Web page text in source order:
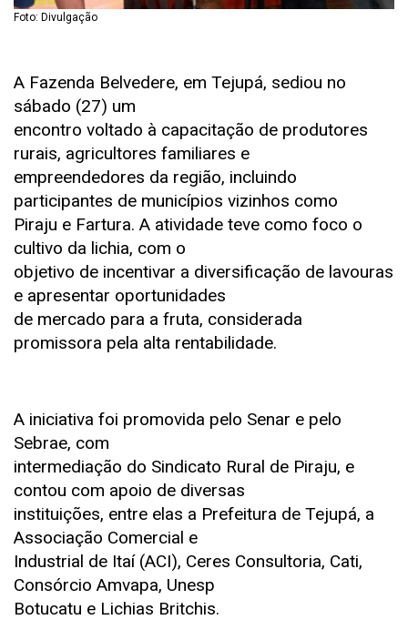
Foto: Divulgação
A Fazenda Belvedere, em Tejupá, sediou no
sábado (27) um
encontro voltado à capacitação de produtores
rurais, agricultores familiares e
empreendedores da região, incluindo
participantes de municípios vizinhos como
Piraju e Fartura. A atividade teve como foco o
cultivo da lichia, com o
objetivo de incentivar a diversificação de lavouras
e apresentar oportunidades
de mercado para a fruta, considerada
promissora pela alta rentabilidade.
A iniciativa foi promovida pelo Senar e pelo
Sebrae, com
intermediação do Sindicato Rural de Piraju, e
contou com apoio de diversas
instituições, entre elas a Prefeitura de Tejupá, a
Associação Comercial e
Industrial de Itaí (ACI), Ceres Consultoria, Cati,
Consórcio Amvapa, Unesp
Botucatu e Lichias Britchis.